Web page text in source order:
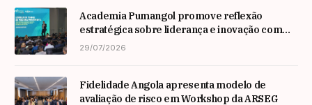
Academia Pumangol promove reflexão
estratégica sobre liderança e inovação com
especialista internacional Nadim Habib
29/07/2026
Fidelidade Angola apresenta modelo de
avaliação de risco em Workshop da ARSEG